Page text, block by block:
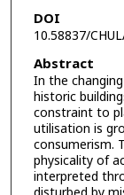
DOI
10.58837/
Abstract
In the
historic
constraint to
utilisation is
consumerism.
physicality of
interpreted